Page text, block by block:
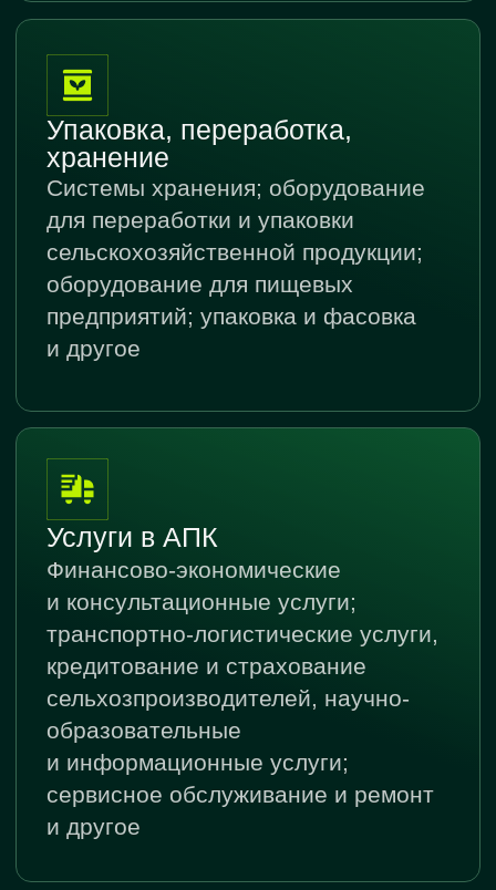
Министерство
сельского хозяйства
Правительство
Республики
Татарстан
Телефон
+7 987 188-06-36
КАК С НАМИ СВЯЗАТЬСЯ
Контакты